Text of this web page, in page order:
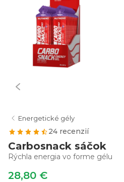
Energetické gély
24 recenzií
Carbosnack sáčok
Rýchla energia vo forme gélu
28,80 €